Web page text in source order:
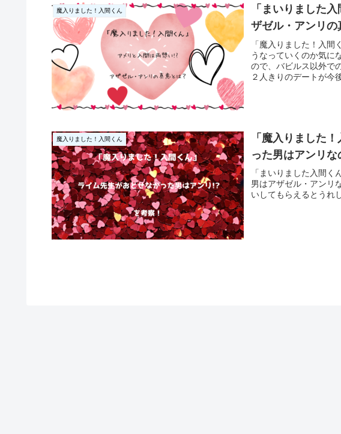
魔入りました！入間くん
「まいりました
ザゼル・アンリの
「魔入りました！入
うなっていくのか気に
ので、バビルス以外で
２人きりのデートが今
魔入りました！入間くん
「魔入りました
った男はアンリな
「まいりました入間
男はアザゼル・アンリ
いしてもらえるとうれ